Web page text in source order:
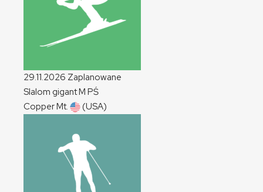
29.11.2026 Zaplanowane
Slalom gigantM PŚ
Copper Mt.
(USA)